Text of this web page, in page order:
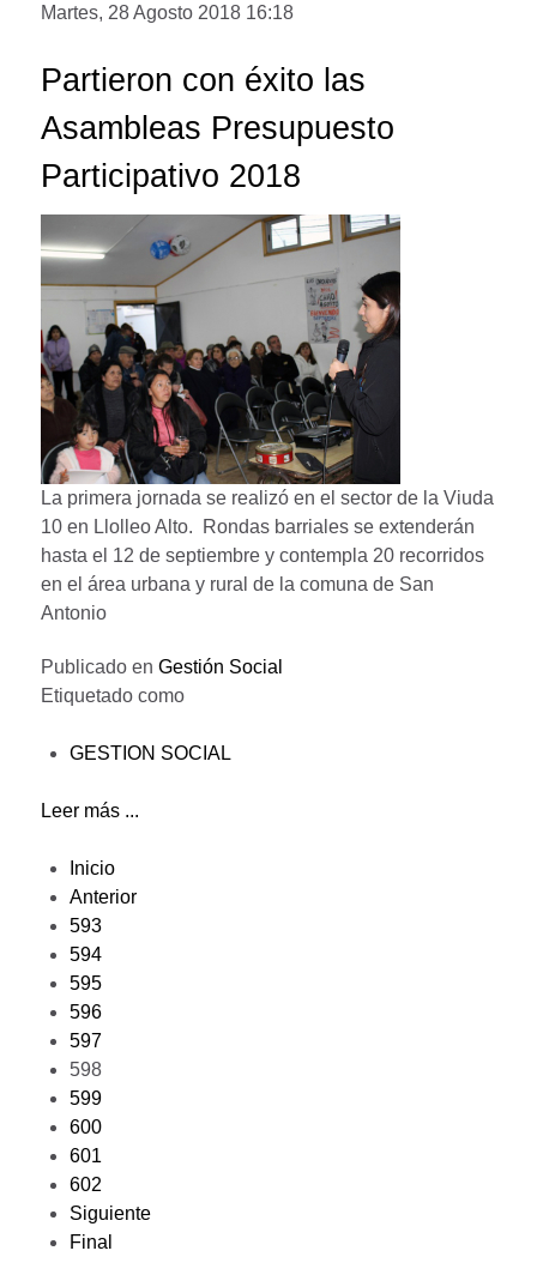
Martes, 28 Agosto 2018 16:18
Partieron con éxito las
Asambleas Presupuesto
Participativo 2018
La primera jornada se realizó en el sector de la Viuda
10 en Llolleo Alto. Rondas barriales se extenderán
hasta el 12 de septiembre y contempla 20 recorridos
en el área urbana y rural de la comuna de San
Antonio
Publicado en Gestión Social
Etiquetado como
GESTION SOCIAL
Leer más ...
Inicio
Anterior
593
594
595
596
597
598
599
600
601
602
Siguiente
Final